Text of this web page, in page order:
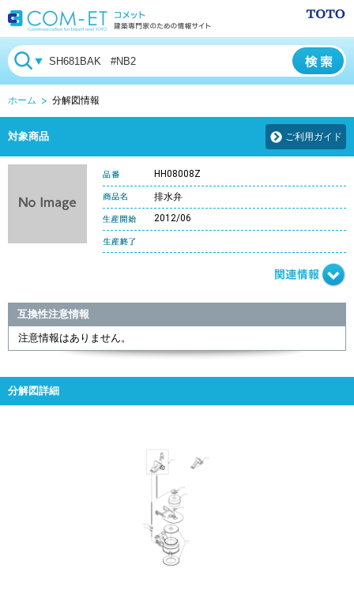
ホーム 分解図情報
対象商品 ご利用ガイド
HH08008Z
排水弁
2012/06
互換性注意情報
注意情報はありません。
分解図詳細